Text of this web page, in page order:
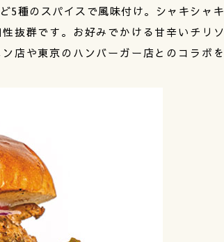
5種のスパイスで風味付け。シャキシャキ
抜群です。お好みでかける甘辛いチリソ
店や東京のハンバーガー店とのコラボを